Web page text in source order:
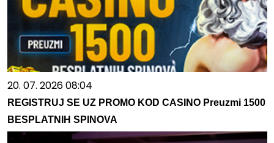
20. 07. 2026 08:04
REGISTRUJ SE UZ PROMO KOD CASINO Preuzmi 1500
BESPLATNIH SPINOVA